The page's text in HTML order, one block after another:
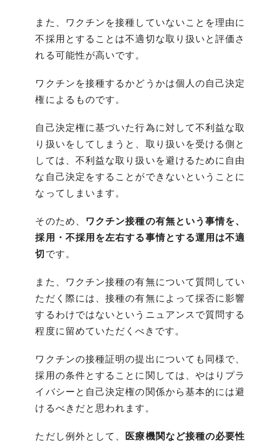
また、ワクチンを接種していないことを理由に
不採用とすることは不適切な取り扱いと評価さ
れる可能性が高いです。
ワクチンを接種するかどうかは個人の自己決定
権によるものです。
自己決定権に基づいた行為に対して不利益な取
り扱いをしてしまうと、取り扱いを受ける側と
しては、不利益な取り扱いを避けるために自由
な自己決定をすることができないということに
なってしまいます。
そのため、
ワクチン接種の有無という事情を、
採用・不採用を左右する事情とする運用は不適
切 です。
また、ワクチン接種の有無について質問してい
ただく際には、接種の有無によって採否に影響
するわけではないというニュアンスで質問する
程度に留めていただくべきです。
ワクチンの接種証明の提出についても同様で、
採用の条件とすることに関しては、やはりプラ
イバシーと自己決定権の関係から基本的には避
けるべきだと思われます。
ただし例外として、
医療機関など接種の必要性